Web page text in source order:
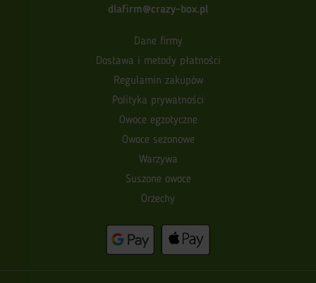
dlafirm@crazy-box.pl
Dane firmy
Dostawa i metody płatności
Regulamin zakupów
Polityka prywatności
Owoce egzotyczne
Owoce sezonowe
Warzywa
Suszone owoce
Orzechy